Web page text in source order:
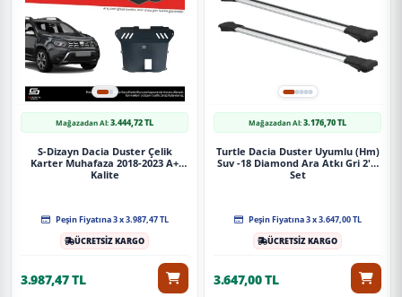
Mağazadan Al:3.444,72 TL
S-Dizayn Dacia Duster Çelik
Karter Muhafaza 2018-2023 A+
Kalite
Peşin Fiyatına 3 x 3.987,47 TL
ÜCRETSİZ KARGO
3.987,47 TL
Mağazadan Al:3.176,70 TL
Turtle Dacia Duster Uyumlu (Hm)
Suv -18 Diamond Ara Atkı Gri 2'Li
Set
Peşin Fiyatına 3 x 3.647,00 TL
ÜCRETSİZ KARGO
3.647,00 TL